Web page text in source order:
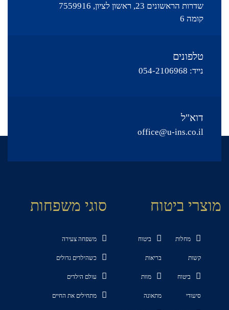
שדרות הראשונים 23, ראשון לציון, 7559916
קומה 6
טלפונים
נייד: 054-2106968
דוא"ל
office@u-ins.co.il
סוגי משפחות
משפחה צעירה
כשהילדים גדולים
עולם הילדים
מתחילים את החיים
מוצרי ביטוח
מחלות
קשות
ביטוח
בריאות
ביטוח
סיעודי
מוות
מתאונה